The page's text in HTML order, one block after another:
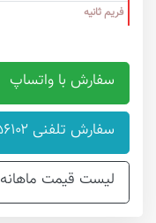
فریم ثانیه
سفارش با واتساپ
سفارش تلفنی ۶۶۹۵۶۱۰۲-۰۲۱
لیست قیمت ماهانه